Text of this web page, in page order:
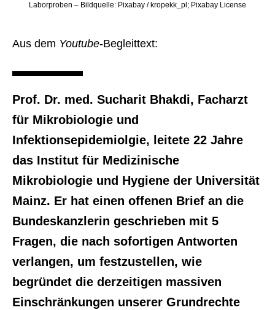
Laborproben – Bildquelle: Pixabay / kropekk_pl; Pixabay License
Aus dem Youtube-Begleittext:
Prof. Dr. med. Sucharit Bhakdi, Facharzt
für Mikrobiologie und
Infektionsepidemiolgie, leitete 22 Jahre
das Institut für Medizinische
Mikrobiologie und Hygiene der Universität
Mainz. Er hat einen offenen Brief an die
Bundeskanzlerin geschrieben mit 5
Fragen, die nach sofortigen Antworten
verlangen, um festzustellen, wie
begründet die derzeitigen massiven
Einschränkungen unserer Grundrechte